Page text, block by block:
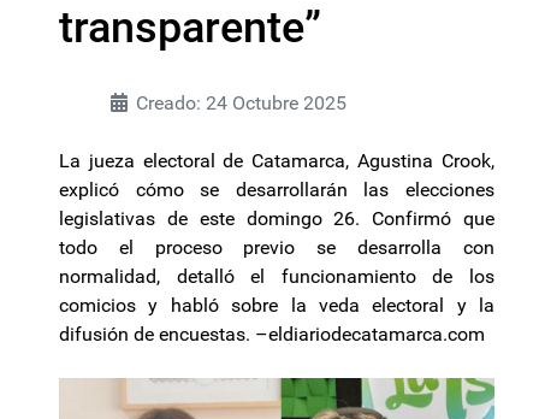
transparente”
Creado: 24 Octubre 2025
La jueza electoral de Catamarca, Agustina Crook,
explicó cómo se desarrollarán las elecciones
legislativas de este domingo 26. Confirmó que
todo el proceso previo se desarrolla con
normalidad, detalló el funcionamiento de los
comicios y habló sobre la veda electoral y la
difusión de encuestas. –eldiariodecatamarca.com